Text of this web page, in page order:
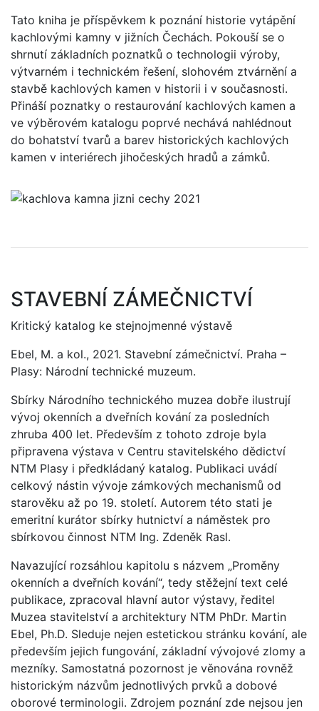
Tato kniha je příspěvkem k poznání historie vytápění
kachlovými kamny v jižních Čechách. Pokouší se o
shrnutí základních poznatků o technologii výroby,
výtvarném i technickém řešení, slohovém ztvárnění a
stavbě kachlových kamen v historii i v současnosti.
Přináší poznatky o restaurování kachlových kamen a
ve výběrovém katalogu poprvé nechává nahlédnout
do bohatství tvarů a barev historických kachlových
kamen v interiérech jihočeských hradů a zámků.
STAVEBNÍ ZÁMEČNICTVÍ
Kritický katalog ke stejnojmenné výstavě
Ebel, M. a kol., 2021. Stavební zámečnictví. Praha –
Plasy: Národní technické muzeum.
Sbírky Národního technického muzea dobře ilustrují
vývoj okenních a dveřních kování za posledních
zhruba 400 let. Především z tohoto zdroje byla
připravena výstava v Centru stavitelského dědictví
NTM Plasy i předkládaný katalog. Publikaci uvádí
celkový nástin vývoje zámkových mechanismů od
starověku až po 19. století. Autorem této stati je
emeritní kurátor sbírky hutnictví a náměstek pro
sbírkovou činnost NTM Ing. Zdeněk Rasl.
Navazující rozsáhlou kapitolu s názvem „Proměny
okenních a dveřních kování“, tedy stěžejní text celé
publikace, zpracoval hlavní autor výstavy, ředitel
Muzea stavitelství a architektury NTM PhDr. Martin
Ebel, Ph.D. Sleduje nejen estetickou stránku kování, ale
především jejich fungování, základní vývojové zlomy a
mezníky. Samostatná pozornost je věnována rovněž
historickým názvům jednotlivých prvků a dobové
oborové terminologii. Zdrojem poznání zde nejsou jen